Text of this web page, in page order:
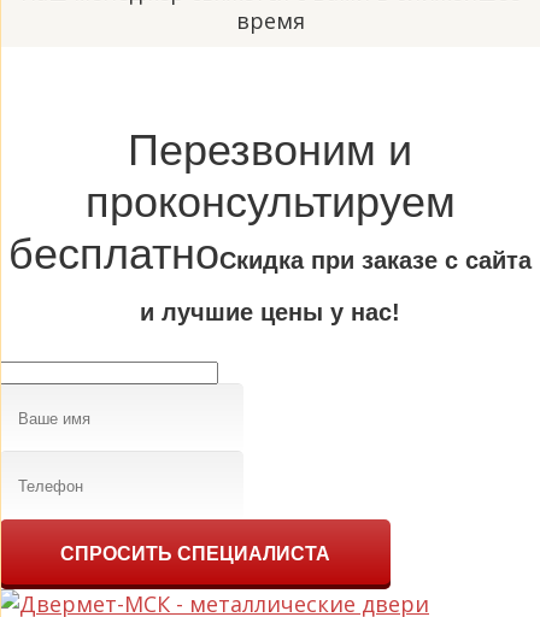
время
Перезвоним и
проконсультируем
бесплатноCкидка при заказе с сайта
и лучшие цены у нас!
СПРОСИТЬ СПЕЦИАЛИСТА